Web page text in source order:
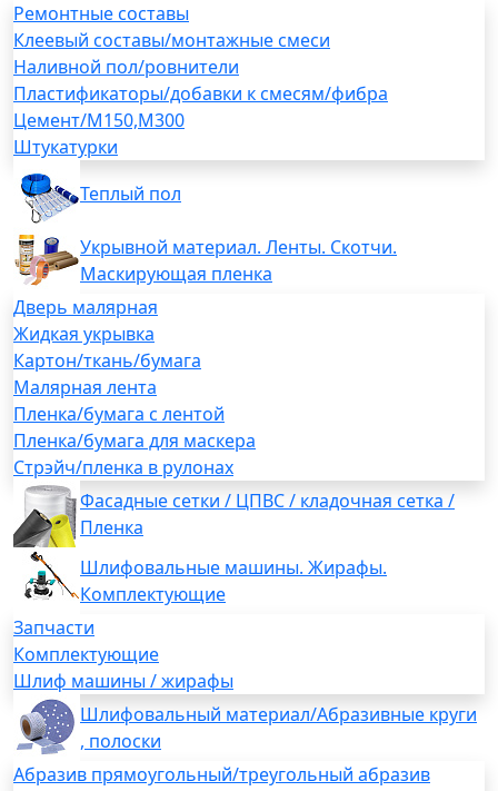
Ремонтные составы
Клеевый составы/монтажные смеси
Наливной пол/ровнители
Пластификаторы/добавки к смесям/фибра
Цемент/М150,М300
Штукатурки
Теплый пол
Укрывной материал. Ленты. Скотчи.
Маскирующая пленка
Дверь малярная
Жидкая укрывка
Картон/ткань/бумага
Малярная лента
Пленка/бумага с лентой
Пленка/бумага для маскера
Стрэйч/пленка в рулонах
Фасадные сетки / ЦПВС / кладочная сетка /
Пленка
Шлифовальные машины. Жирафы.
Комплектующие
Запчасти
Комплектующие
Шлиф машины / жирафы
Шлифовальный материал/Абразивные круги
, полоски
Абразив прямоугольный/треугольный абразив